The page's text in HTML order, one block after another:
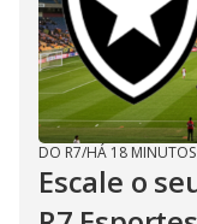
DO R7/HÁ 18 MINUTOS
Escale o